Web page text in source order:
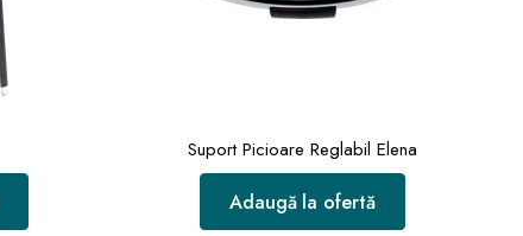
Suport Picioare Reglabil Elena
Adaugă la ofertă